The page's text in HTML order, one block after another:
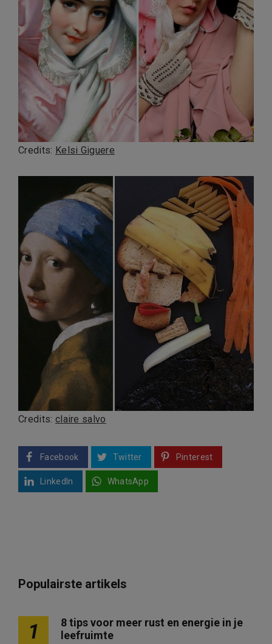
Credits: Kelsi Giguere
Credits: claire salvo
Facebook Twitter Pinterest
LinkedIn WhatsApp
Populairste artikels
1
8 tips voor meer rust en energie in je
leefruimte